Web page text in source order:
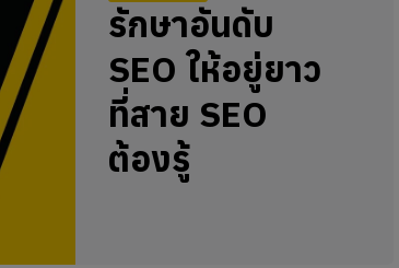
รักษาอันดับ
SEO ให้อยู่ยาว
ที่สาย SEO
ต้องรู้